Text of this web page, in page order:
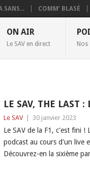
SANS... COMM’ BLASÉ
ON AIR
Le SAV en direct Nos
LE SAV, THE LAST :
Le SAV 30 janvier 2023
Le SAV de la F1, c'est fini
podcast au cours d'un live
Découvrez-en la sixième